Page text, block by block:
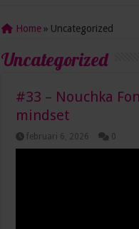
Home » Uncategorized
Uncategorized
#33 – Nouchka
mindset
februari 6, 2026 0